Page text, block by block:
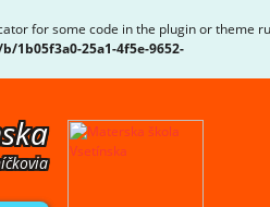
for some code in the plugin or theme
1b05f3a0-25a1-4f5e-9652-